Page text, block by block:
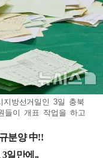
방선거일인 3일 충북
들이 개표 작업을 하고